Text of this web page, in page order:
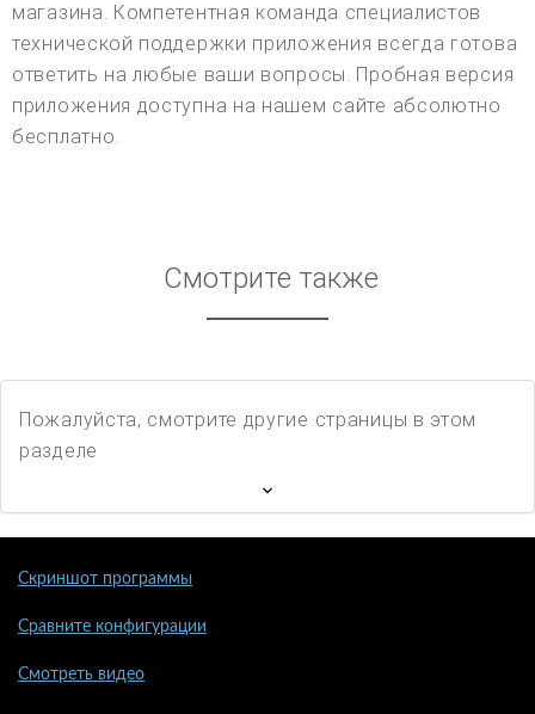
магазина. Компетентная команда специалистов
технической поддержки приложения всегда готова
ответить на любые ваши вопросы. Пробная версия
приложения доступна на нашем сайте абсолютно
бесплатно.
Смотрите также
Пожалуйста, смотрите другие страницы в этом
разделе
Скриншот программы
Сравните конфигурации
Смотреть видео